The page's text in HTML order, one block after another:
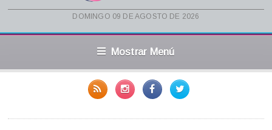
domingo 09 de agosto de 2026
Mostrar Menú